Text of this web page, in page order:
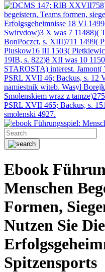
147; RIB
begeistern, Teams formen,
Erfolgsgeheimnisse 18 VI
Swirvdow)3 X was 7 11488)(
BonPoczct, s. XIII)711 1499(
Pluskow16 III 1503(
19IB, s. 822)8 XII was 10
STAROSTA) interest.
PSRL XVII 46; Backus, s. 12
namiestnik witeb. Wasyl
Smolenskiem wraz z
PSRL XVII 465; Backus, s.
smolenski 4927.
Ebook
Menschen
Formen,
Nutzen Sie Die
Spitzensports